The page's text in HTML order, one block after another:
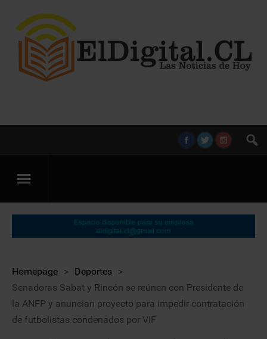
Homepage > Deportes >
Senadoras Sabat y Rincón se reúnen con Presidente de
la ANFP y anuncian proyecto para impedir contratación
de futbolistas condenados por VIF